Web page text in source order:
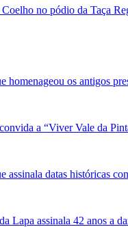
no pódio da Taça
homenageou os antigos
a “Viver Vale da
assinala datas históricas
Lapa assinala 42 anos a